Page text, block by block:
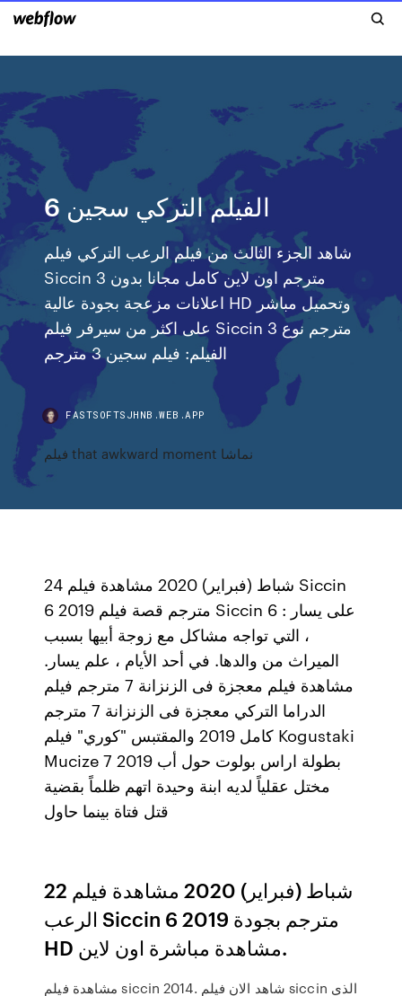
الفيلم التركي سجين 6
شاهد الجزء الثالث من فيلم الرعب التركي فيلم
Siccin 3 مترجم اون لاين كامل مجانا بدون
اعلانات مزعجة بجودة عالية HD وتحميل مباشر
على اكثر من سيرفر فيلم Siccin 3 مترجم نوع
الفيلم: فيلم سجين 3 مترجم
FASTSOFTSJHNB.WEB.APP
فيلم that awkward moment نماشا
24 شباط (فبراير) 2020 مشاهدة فيلم Siccin
6 2019 مترجم قصة فيلم Siccin 6 : على يسار
، التي تواجه مشاكل مع زوجة أبيها بسبب
الميراث من والدها. في أحد الأيام ، علم يسار.
مشاهدة فيلم معجزة فى الزنزانة 7 مترجم فيلم
الدراما التركي معجزة فى الزنزانة 7 مترجم
كامل 2019 والمقتبس "كوري" فيلم Kogustaki
Mucize 7 2019 بطولة اراس بولوت حول أب
مختل عقلياً لديه ابنة وحيدة اتهم ظلماً بقضية
قتل فتاة بينما حاول
22 شباط (فبراير) 2020 مشاهدة فيلم
الرعب Siccin 6 2019 مترجم بجودة
HD مشاهدة مباشرة اون لاين.
مشاهدة فيلم siccin 2014. شاهد الان فيلم siccin الذي